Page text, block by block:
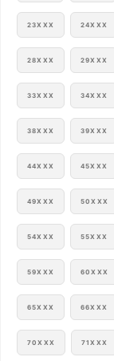
23XXX 24XXX
28XXX 29XXX
33XXX 34XXX
38XXX 39XXX
44XXX 45XXX
49XXX 50XXX
54XXX 55XXX
59XXX 60XXX
65XXX 66XXX
70XXX 71XXX